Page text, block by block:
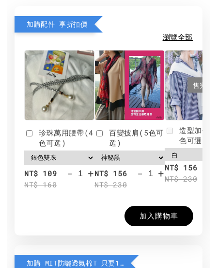
加購配件 享折扣價
瀏覽全部
珍珠萬用腰帶(4
色可選)
NT$ 109
NT$ 160
- +
百變披肩(5色可
選)
NT$ 156
NT$ 230
- +
售完
造型加分
色可選)
NT$ 156
NT$ 230
加入購物車
加購 MIT防曬透氣棉T 只要190元